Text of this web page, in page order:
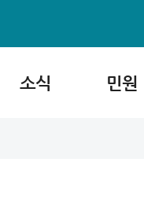
소식 민원